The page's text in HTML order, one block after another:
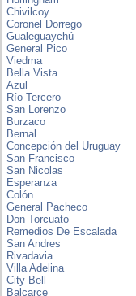
Chivilcoy
Coronel Dorrego
Gualeguaychú
General Pico
Viedma
Bella Vista
Azul
Río Tercero
San Lorenzo
Burzaco
Bernal
Concepción del Uruguay
San Francisco
San Nicolas
Esperanza
Colón
General Pacheco
Don Torcuato
Remedios De Escalada
San Andres
Rivadavia
Villa Adelina
City Bell
Balcarce